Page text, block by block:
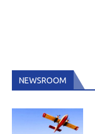
NEWSROOM